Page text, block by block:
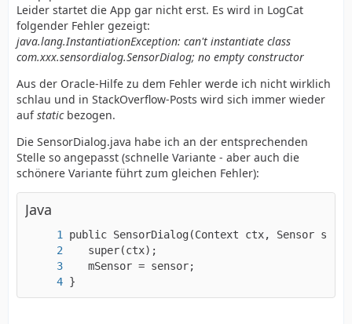
Leider startet die App gar nicht erst. Es wird in LogCat
folgender Fehler gezeigt:
java.lang.InstantiationException: can't instantiate class
com.xxx.sensordialog.SensorDialog; no empty constructor
Aus der Oracle-Hilfe zu dem Fehler werde ich nicht wirklich
schlau und in StackOverflow-Posts wird sich immer wieder
aufstatic bezogen.
Die SensorDialog.java habe ich an der entsprechenden
Stelle so angepasst (schnelle Variante - aber auch die
schönere Variante führt zum gleichen Fehler):
Java
}